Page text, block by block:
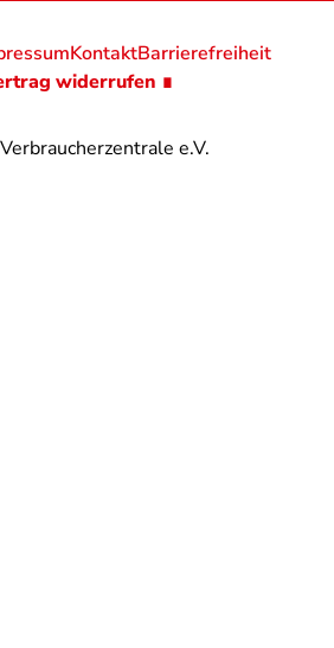
Verbraucherzentrale e.V.
KontaktBarrierefreiheit
widerrufen ∎